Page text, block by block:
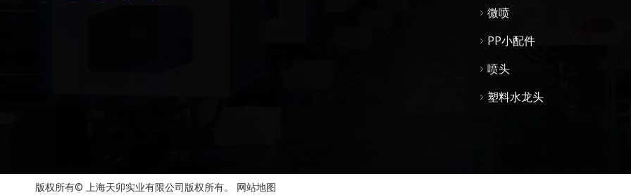
微喷
PP小配件
喷头
塑料水龙头
版权所有© 上海天卯实业有限公司版权所有。 网站地图